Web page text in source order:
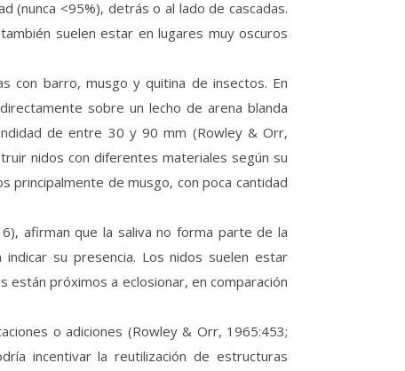
(nunca <95%), detrás o al lado de cascadas.
suelen estar en lugares muy oscuros
con barro, musgo y quitina de insectos. En
sobre un lecho de arena blanda
de entre 30 y 90 mm (Rowley & Orr,
nidos con diferentes materiales según su
principalmente de musgo, con poca cantidad
afirman que la saliva no forma parte de la
su presencia. Los nidos suelen estar
próximos a eclosionar, en comparación
o adiciones (Rowley & Orr, 1965:453;
incentivar la reutilización de estructuras